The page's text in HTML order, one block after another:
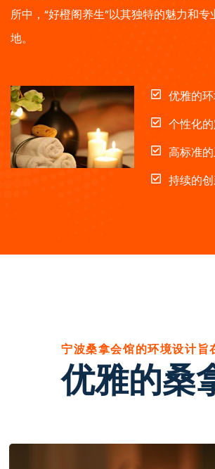
所中，“好橙阁养生”以其独特的魅力和
地。
优雅的
个性化
高标准
持续的
宁波桑拿会馆的环境设计
优雅的桑